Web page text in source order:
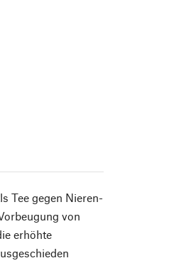
Tee gegen Nieren-
von
erhöhte